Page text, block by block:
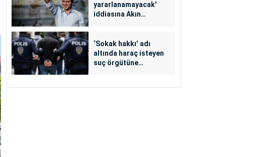
yararlanamayacak'
iddiasına Akın
‘Sokak hakkı’ adı
altında haraç isteyen
suç örgütüne